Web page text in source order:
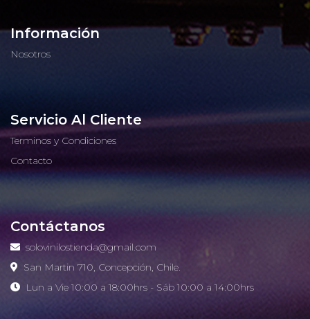
Información
Nosotros
Servicio Al Cliente
Terminos y Condiciones
Contacto
Contáctanos
solovinilostienda@gmail.com
San Martin 710, Concepción, Chile.
Lun a Vie 10:00 a 18:00hrs - Sáb 10:00 a 14:00hrs